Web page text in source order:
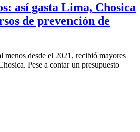
así gasta Lima, Chosica
de prevención de
menos desde el 2021, recibió mayores
Pese a contar un presupuesto